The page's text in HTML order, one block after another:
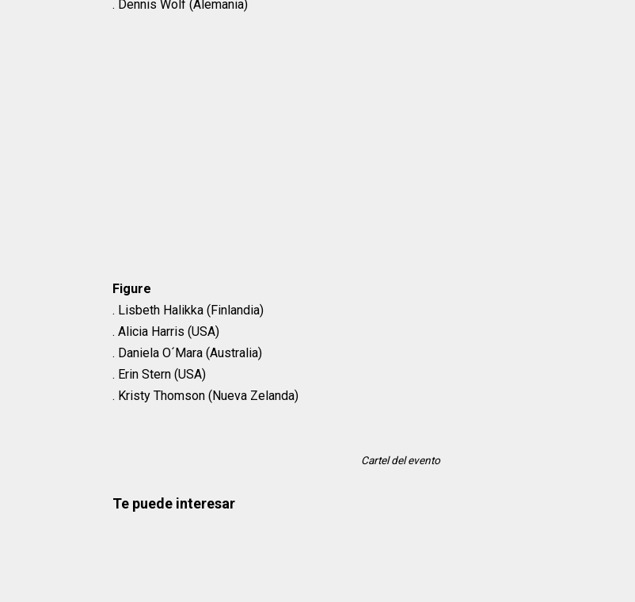
. Dennis Wolf (Alemania)
Figure
. Lisbeth Halikka (Finlandia)
. Alicia Harris (USA)
. Daniela O´Mara (Australia)
. Erin Stern (USA)
. Kristy Thomson (Nueva Zelanda)
Cartel del evento
Te puede interesar